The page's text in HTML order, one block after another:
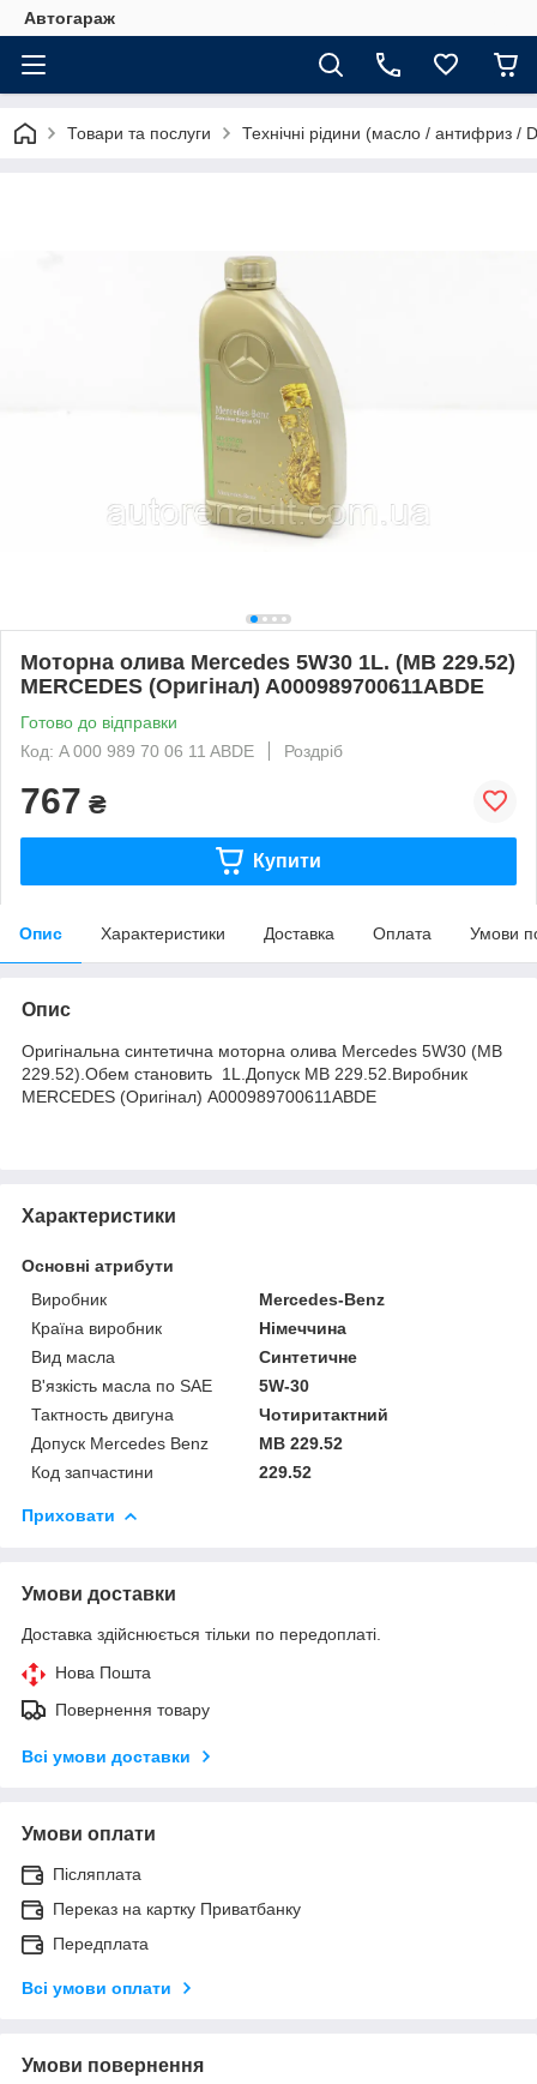
Автогараж
Товари та послуги Технічні рідини (масло / антифриз /
Моторна олива Mercedes 5W30 1L. (MB 229.52)
MERCEDES (Оригінал) A000989700611ABDE
Готово до відправки
Код: A 000 989 70 06 11 ABDE
Роздріб
767 ₴
Купити
Опис Характеристики Доставка Оплата Умови
Опис
Оригінальна синтетична моторна олива Mercedes 5W30 (MB
229.52).Обем становить 1L.Допуск MB 229.52.Виробник
MERCEDES (Оригінал) A000989700611ABDE
Характеристики
Основні атрибути
Виробник
Mercedes-Benz
Країна виробник
Німеччина
Вид масла
Синтетичне
В'язкість масла по SAE
5W-30
Тактность двигуна
Чотиритактний
Допуск Mercedes Benz
MB 229.52
Код запчастини
229.52
Приховати
Умови доставки
Доставка здійснюється тільки по передоплаті.
Нова Пошта
Повернення товару
Всі умови доставки
Умови оплати
Післяплата
Переказ на картку Приватбанку
Передплата
Всі умови оплати
Умови повернення